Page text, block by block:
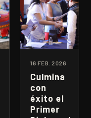
16 FEB. 2026
Culmina
con
éxito el
Primer